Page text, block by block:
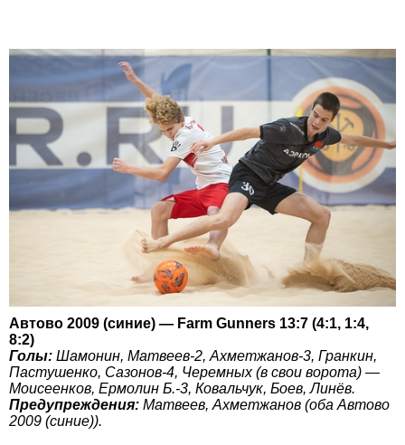
Автово 2009 (синие) — Farm Gunners 13:7 (4:1, 1:4,
8:2)
Голы: Шамонин, Матвеев-2, Ахметжанов-3, Гранкин,
Пастушенко, Сазонов-4, Черемных (в свои ворота) —
Моисеенков, Ермолин Б.-3, Ковальчук, Боев, Линёв.
Предупреждения: Матвеев, Ахметжанов (оба Автово
2009 (синие)).